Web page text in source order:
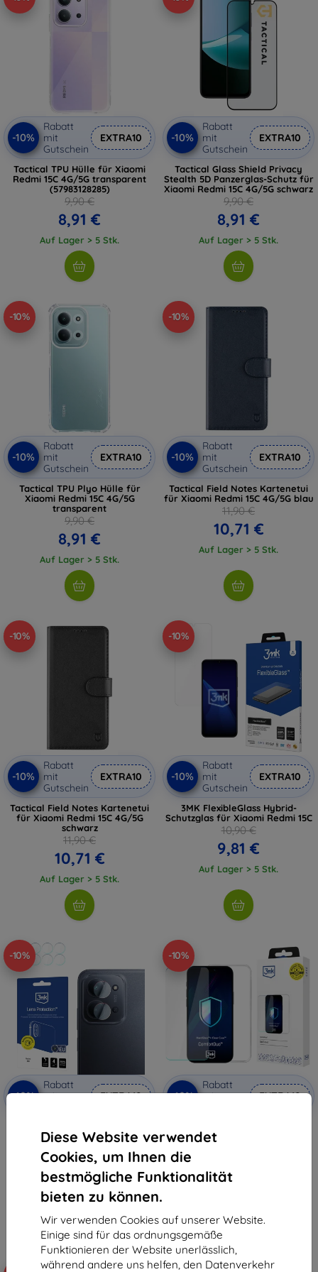
Diese Website verwendet
Cookies, um Ihnen die
bestmögliche Funktionalität
bieten zu können.
Wir verwenden Cookies auf unserer Website.
Einige sind für das ordnungsgemäße
Funktionieren der Website unerlässlich,
während andere uns helfen, den Datenverkehr
-10%
Rabatt
mit
Gutschein
EXTRA10
Tactical TPU Hülle für Xiaomi
Redmi 15C 4G/5G transparent
(57983128285)
9,90 €
8,91 €
Auf Lager > 5 Stk.
-10%
Rabatt
mit
Gutschein
EXTRA10
Tactical Glass Shield Privacy
Stealth 5D Panzerglas-Schutz für
Xiaomi Redmi 15C 4G/5G schwarz
9,90 €
8,91 €
Auf Lager > 5 Stk.
-10%
-10%
Rabatt
mit
Gutschein
EXTRA10
Tactical TPU Plyo Hülle für
Xiaomi Redmi 15C 4G/5G
transparent
9,90 €
8,91 €
Auf Lager > 5 Stk.
-10%
-10%
Rabatt
mit
Gutschein
EXTRA10
Tactical Field Notes Kartenetui
für Xiaomi Redmi 15C 4G/5G blau
11,90 €
10,71 €
Auf Lager > 5 Stk.
-10%
-10%
Rabatt
mit
Gutschein
EXTRA10
Tactical Field Notes Kartenetui
für Xiaomi Redmi 15C 4G/5G
schwarz
11,90 €
10,71 €
Auf Lager > 5 Stk.
-10%
-10%
Rabatt
mit
Gutschein
EXTRA10
3MK FlexibleGlass Hybrid-
Schutzglas für Xiaomi Redmi 15C
10,90 €
9,81 €
Auf Lager > 5 Stk.
-10%
-10%
Rabatt
mit
EXTRA10
Kameralinsenschutz für Xiaomi
Redmi 15C
9,90 €
8,91 €
Auf Lager 4 Stk.
-10%
-10%
Rabatt
mit
EXTRA10
Redmi 15C 4G/5G (173mm)
14,30 €